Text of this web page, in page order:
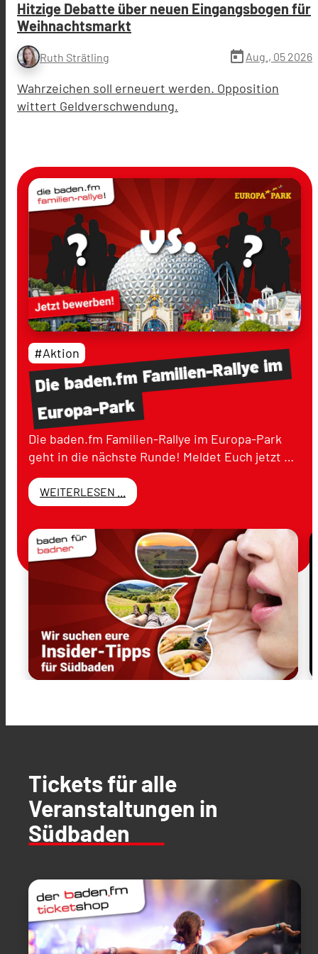
Hitzige Debatte über neuen Eingangsbogen für
Weihnachtsmarkt
Ruth Strätling today Aug., 05 2026
Wahrzeichen soll erneuert werden. Opposition
wittert Geldverschwendung.
Diebaden.fmFamilien-Rallyeim
Europa-Park
#Aktion
Die baden.fm Familien-Rallye im Europa-Park
geht in die nächste Runde! Meldet Euch jetzt …
WEITERLESEN ...
Tickets für alle
Veranstaltungen in
Südbaden